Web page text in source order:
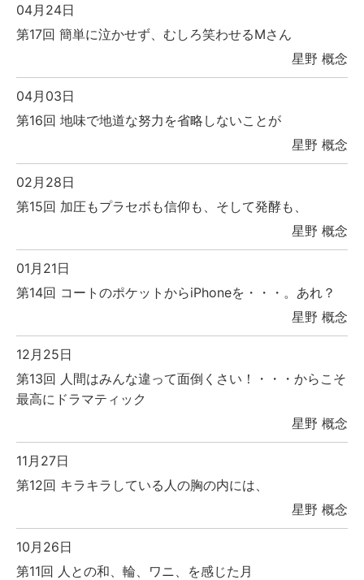
04月24日
第17回 簡単に泣かせず、むしろ笑わせるMさん
星野 概念
04月03日
第16回 地味で地道な努力を省略しないことが
星野 概念
02月28日
第15回 加圧もプラセボも信仰も、そして発酵も、
星野 概念
01月21日
第14回 コートのポケットからiPhoneを・・・。あれ？
星野 概念
12月25日
第13回 人間はみんな違って面倒くさい！・・・からこそ
最高にドラマティック
星野 概念
11月27日
第12回 キラキラしている人の胸の内には、
星野 概念
10月26日
第11回 人との和、輪、ワニ、を感じた月